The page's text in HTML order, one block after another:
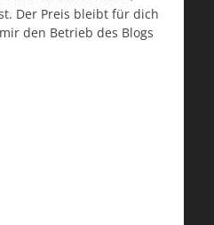
Der Preis bleibt für dich
den Betrieb des Blogs